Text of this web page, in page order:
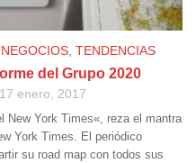
NEGOCIOS TENDENCIAS
del Grupo 2020
17 enero, 2017
New York Times«, reza el mantra
York Times. El periódico
su road map con todos sus